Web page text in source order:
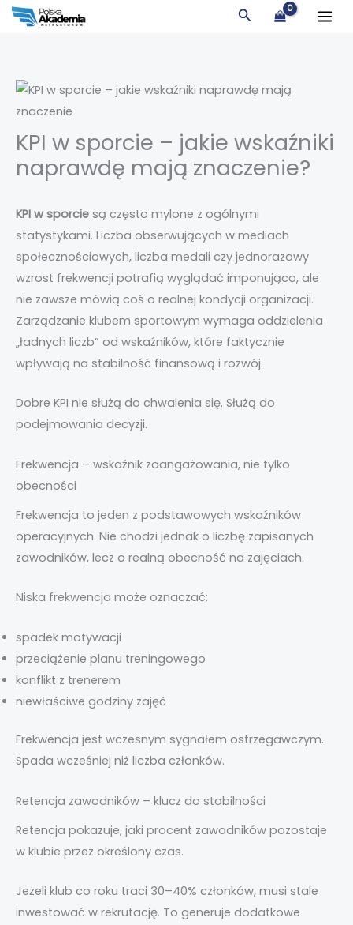
Przejdź
Szukaj
KPI w sporcie – jakie wskaźniki
naprawdę mają znaczenie?
KPI w sporcie są często mylone z ogólnymi
statystykami. Liczba obserwujących w mediach
społecznościowych, liczba medali czy jednorazowy
wzrost frekwencji potrafią wyglądać imponująco, ale
nie zawsze mówią coś o realnej kondycji organizacji.
Zarządzanie klubem sportowym wymaga oddzielenia
„ładnych liczb” od wskaźników, które faktycznie
wpływają na stabilność finansową i rozwój.
Dobre KPI nie służą do chwalenia się. Służą do
podejmowania decyzji.
Frekwencja – wskaźnik zaangażowania, nie tylko
obecności
Frekwencja to jeden z podstawowych wskaźników
operacyjnych. Nie chodzi jednak o liczbę zapisanych
zawodników, lecz o realną obecność na zajęciach.
Niska frekwencja może oznaczać:
spadek motywacji
przeciążenie planu treningowego
konflikt z trenerem
niewłaściwe godziny zajęć
Frekwencja jest wczesnym sygnałem ostrzegawczym.
Spada wcześniej niż liczba członków.
Retencja zawodników – klucz do stabilności
Retencja pokazuje, jaki procent zawodników pozostaje
w klubie przez określony czas.
Jeżeli klub co roku traci 30–40% członków, musi stale
inwestować w rekrutację. To generuje dodatkowe